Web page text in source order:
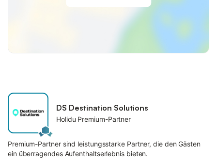
DS Destination Solutions
Holidu Premium-Partner
Premium-Partner sind leistungsstarke Partner, die den Gästen
ein überragendes Aufenthaltserlebnis bieten.